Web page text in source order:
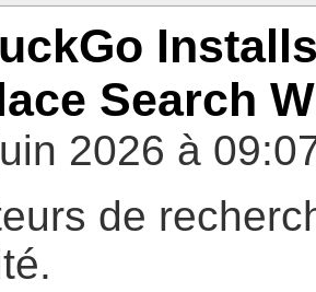
Search
2026 à
de